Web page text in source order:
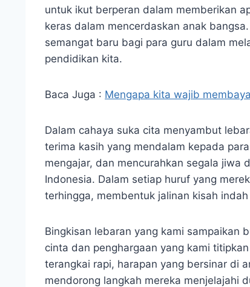
untuk ikut berperan dalam memberikan
keras dalam mencerdaskan anak
semangat baru bagi para guru dalam
pendidikan kita.
Baca Juga : Mengapa kita wajib
Dalam cahaya suka cita menyambut
terima kasih yang mendalam kepada
mengajar, dan mencurahkan segala jiwa
Indonesia. Dalam setiap huruf yang
terhingga, membentuk jalinan kisah
Bingkisan lebaran yang kami sampaikan
cinta dan penghargaan yang kami
terangkai rapi, harapan yang bersinar di
mendorong langkah mereka menjelajahi